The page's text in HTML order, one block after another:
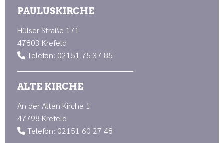
PAULUSKIRCHE
Hülser Straße 171
47803 Krefeld
 Telefon: 02151 75 37 85
ALTE KIRCHE
An der Alten Kirche 1
47798 Krefeld
 Telefon: 02151 60 27 48